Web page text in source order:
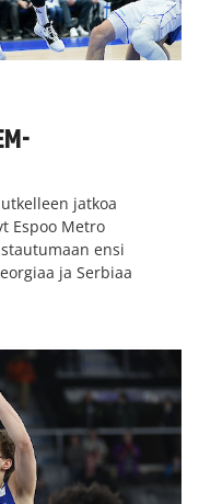
jatkoa
Espoo Metro
ensi
ja Serbiaa